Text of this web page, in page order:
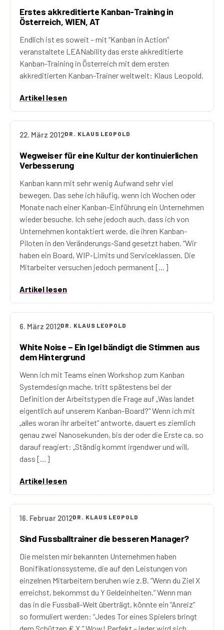
Erstes akkreditierte Kanban-Training in
Österreich, WIEN, AT
Endlich ist es soweit – mit “Kanban in Action”
veranstaltete LEANability das erste akkreditierte
Kanban-Training in Österreich mit dem ersten
akkreditierten Kanban-Trainer weltweit: Klaus Leopold.
Artikel lesen
22. März 2012DR. KLAUS LEOPOLD
Wegweiser für eine Kultur der kontinuierlichen
Verbesserung
Kanban kann mit sehr wenig Aufwand sehr viel
bewegen. Das sehe ich häufig, wenn ich Wochen oder
Monate nach einer Kanban-Einführung ein Unternehmen
wieder besuche. Ich sehe jedoch auch, dass ich von
Unternehmen kontaktiert werde, die ihren Kanban-
Piloten in den Veränderungs-Sand gesetzt haben. “Wir
haben ein Board, WIP-Limits und Serviceklassen. Die
Mitarbeiter versuchen jedoch permanent […]
Artikel lesen
6. März 2012DR. KLAUS LEOPOLD
White Noise – Ein Igel bändigt die Stimmen aus
dem Hintergrund
Wenn ich mit Teams einen Workshop zum Kanban
Systemdesign mache, tritt spätestens bei der
Definition der Arbeitstypen die Frage auf „Was landet
eigentlich auf unserem Kanban-Board?“ Wenn ich mit
„alles woran ihr arbeitet“ antworte, dauert es ziemlich
genau zwei Nanosekunden, bis der oder die Erste ca. so
darauf reagiert: „Ständig kommt irgendwer und will,
dass […]
Artikel lesen
16. Februar 2012DR. KLAUS LEOPOLD
Sind Fussballtrainer die besseren Manager?
Die meisten mir bekannten Unternehmen haben
Bonifikationssysteme, die auf den Leistungen von
einzelnen Mitarbeitern beruhen wie z.B. “Wenn du Ziel X
erreichst, bekommst du Y Geldeinheiten.” Wenn man
das in die Fussball-Welt überträgt, könnte ein “Anreiz”
so formuliert werden: “Jedes Tor eines Spielers bringt